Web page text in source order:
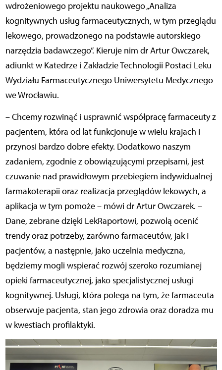
wdrożeniowego projektu naukowego „Analiza
kognitywnych usług farmaceutycznych, w tym przeglądu
lekowego, prowadzonego na podstawie autorskiego
narzędzia badawczego”. Kieruje nim dr Artur Owczarek,
adiunkt w Katedrze i Zakładzie Technologii Postaci Leku
Wydziału Farmaceutycznego Uniwersytetu Medycznego
we Wrocławiu.
– Chcemy rozwinąć i usprawnić współpracę farmaceuty z
pacjentem, która od lat funkcjonuje w wielu krajach i
przynosi bardzo dobre efekty. Dodatkowo naszym
zadaniem, zgodnie z obowiązującymi przepisami, jest
czuwanie nad prawidłowym przebiegiem indywidualnej
farmakoterapii oraz realizacja przeglądów lekowych, a
aplikacja w tym pomoże – mówi dr Artur Owczarek. –
Dane, zebrane dzięki LekRaportowi, pozwolą ocenić
trendy oraz potrzeby, zarówno farmaceutów, jak i
pacjentów, a następnie, jako uczelnia medyczna,
będziemy mogli wspierać rozwój szeroko rozumianej
opieki farmaceutycznej, jako specjalistycznej usługi
kognitywnej. Usługi, która polega na tym, że farmaceuta
obserwuje pacjenta, stan jego zdrowia oraz doradza mu
w kwestiach profilaktyki.